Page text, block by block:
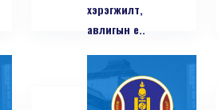
хэрэгжилт,
авлигын е..